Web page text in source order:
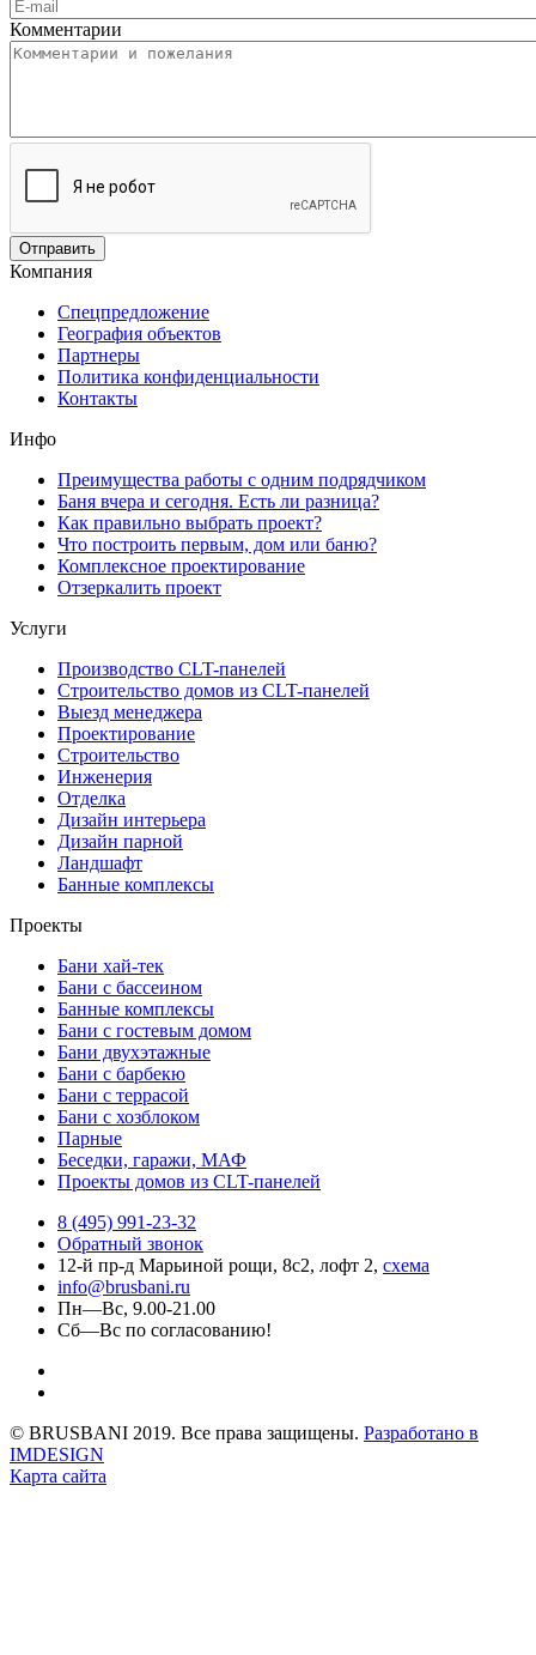
Комментарии
Компания
Спецпредложение
География объектов
Партнеры
Политика конфиденциальности
Контакты
Инфо
Преимущества работы с одним подрядчиком
Баня вчера и сегодня. Есть ли разница?
Как правильно выбрать проект?
Что построить первым, дом или баню?
Комплексное проектирование
Отзеркалить проект
Услуги
Производство CLT-панелей
Строительство домов из CLT-панелей
Выезд менеджера
Проектирование
Строительство
Инженерия
Отделка
Дизайн интерьера
Дизайн парной
Ландшафт
Банные комплексы
Проекты
Бани хай-тек
Бани с бассеином
Банные комплексы
Бани с гостевым домом
Бани двухэтажные
Бани с барбекю
Бани с террасой
Бани с хозблоком
Парные
Беседки, гаражи, МАФ
Проекты домов из CLT-панелей
8 (495) 991-23-32
Обратный звонок
12-й пр-д Марьиной рощи, 8с2, лофт 2, схема
info@brusbani.ru
Пн—Вс, 9.00-21.00
Сб—Вс по согласованию!
© BRUSBANI 2019. Все права защищены. Разработано в
IMDESIGN
Карта сайта